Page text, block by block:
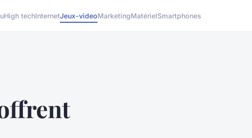
High techInternetJeux-videoMarketingMatérielSmartphones